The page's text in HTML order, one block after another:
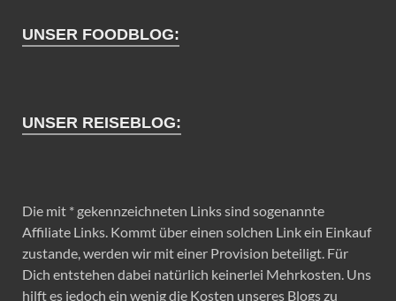
UNSER FOODBLOG:
UNSER REISEBLOG:
Die mit * gekennzeichneten Links sind sogenannte
Affiliate Links. Kommt über einen solchen Link ein Einkauf
zustande, werden wir mit einer Provision beteiligt. Für
Dich entstehen dabei natürlich keinerlei Mehrkosten. Uns
hilft es jedoch ein wenig die Kosten unseres Blogs zu